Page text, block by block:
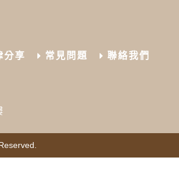
分享 常見問題 聯絡我們